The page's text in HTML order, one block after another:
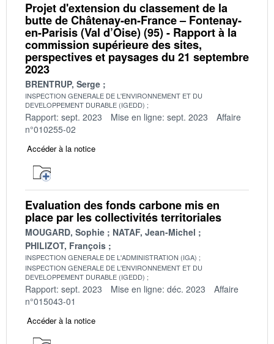
Projet d'extension du classement de la
butte de Châtenay-en-France – Fontenay-
en-Parisis (Val d’Oise) (95) - Rapport à la
commission supérieure des sites,
perspectives et paysages du 21 septembre
2023
BRENTRUP, Serge
INSPECTION GENERALE DE L'ENVIRONNEMENT ET DU
DEVELOPPEMENT DURABLE (IGEDD)
Rapport: sept. 2023 Mise en ligne: sept. 2023
Affaire
n°010255-02
Accéder à la notice
Evaluation des fonds carbone mis en
place par les collectivités territoriales
MOUGARD, Sophie
NATAF, Jean-Michel
PHILIZOT, François
INSPECTION GENERALE DE L'ADMINISTRATION (IGA)
INSPECTION GENERALE DE L'ENVIRONNEMENT ET DU
DEVELOPPEMENT DURABLE (IGEDD)
Rapport: sept. 2023 Mise en ligne: déc. 2023
Affaire
n°015043-01
Accéder à la notice